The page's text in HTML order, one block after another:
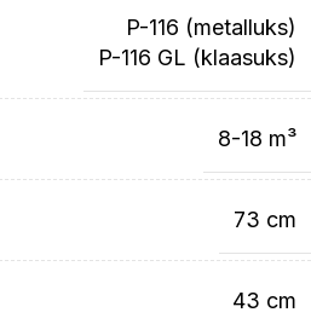
P-116 (metalluks)
P-116 GL (klaasuks)
8-18 m³
73 cm
43 cm